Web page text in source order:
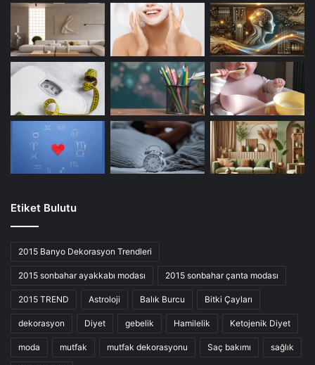
Etiket Bulutu
2015 Banyo Dekorasyon Trendleri
2015 sonbahar ayakkabı modası 2015 sonbahar çanta modası
2015 TREND Astroloji Balık Burcu Bitki Çayları
dekorasyon Diyet gebelik Hamilelik Ketojenik Diyet
moda mutfak mutfak dekorasyonu Saç bakımı sağlık